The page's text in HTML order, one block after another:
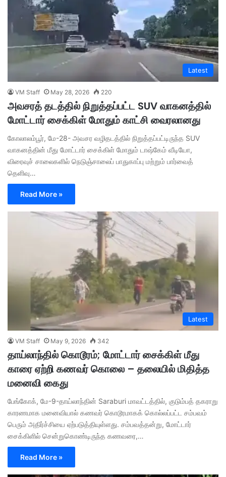
Latest
VM Staff May 28, 2026 220
அவசரத் தடத்தில் நிறுத்தப்பட்ட SUV வாகனத்தில்
மோட்டார் சைக்கிள் மோதும் காட்சி வைரலானது
கோலாலம்பூர், மே-28- அவசர வழிதடத்தில் நிறுத்தப்பட்டிருந்த SUV
வாகனத்தின் மீது மோட்டார் சைக்கிள் மோதும் டாஷ்கேம் வீடியோ,
விரைவுச் சாலைகளில் நெடுஞ்சாலைப் பாதுகாப்பு மற்றும் பார்வைத்
தெளிவு…
Read More »
Latest
VM Staff May 9, 2026 342
தாய்லாந்தில் கொடூரம்; மோட்டார் சைக்கிள் மீது
காரை ஏற்றி கணவர் கொலை – தலையில் மிதித்த
மனைவி கைது
பேங்கோக், மே-9-தாய்லாந்தின் Saraburi மாவட்டத்தில், குடும்பத் தகராறு
காரணமாக மனைவியால் கணவர் கொடூரமாகக் கொல்லப்பட்ட சம்பவம்
பெரும் அதிர்ச்சியை ஏற்படுத்தியுள்ளது. ​சம்பவத்தன்று, மோட்டார்
சைக்கிளில் சென்றுகொண்டிருந்த கணவரை,…
Read More »